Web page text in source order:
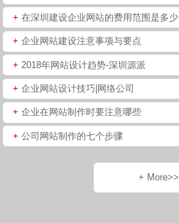
+ 在深圳建设企业网站的费用范围是多少
+ 企业网站建设注意事项与要点
+ 2018年网站设计趋势-深圳源派
+ 企业网站设计技巧|网络公司
+ 企业在网站制作时要注意哪些
+ 公司网站制作的七个步骤
+ More>>